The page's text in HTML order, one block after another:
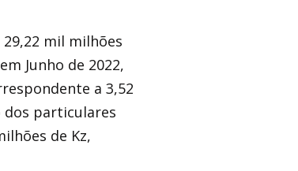
mil milhões
Junho de 2022,
a 3,52
dos particulares
de Kz,